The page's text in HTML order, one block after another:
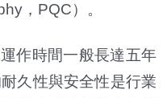
，PQC）。
作時間一般長達五年
久性與安全性是行業